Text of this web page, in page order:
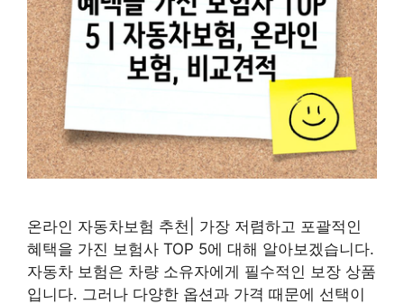
온라인 자동차보험 추천| 가장 저렴하고 포괄적인
혜택을 가진 보험사 TOP 5에 대해 알아보겠습니다.
자동차 보험은 차량 소유자에게 필수적인 보장 상품
입니다. 그러나 다양한 옵션과 가격 때문에 선택이